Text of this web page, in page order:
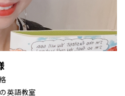
英語教室